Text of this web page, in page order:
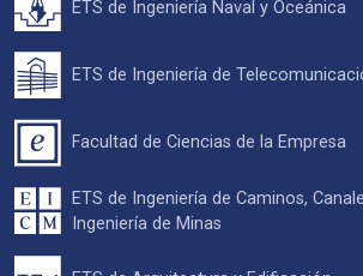
ETS de Ingeniería Naval y Oceánica
ETS de Ingeniería de
Facultad de Ciencias de la Empresa
ETS de Ingeniería de Caminos,
Ingeniería de Minas